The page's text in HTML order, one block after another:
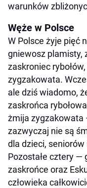
warunków
Węże w Polsce
W Polsce żyje pięć
gniewosz plamisty,
zaskroniec
zygzakowata.
ale dziś wiadomo,
zaskrońca
żmija zygzakowata
zazwyczaj nie są
dla dzieci,
Pozostałe cztery —
zaskrońce oraz
człowieka